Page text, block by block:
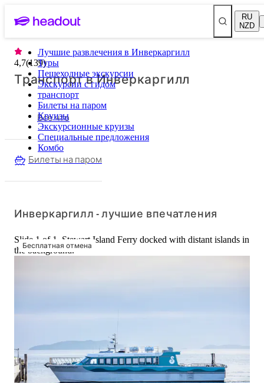
RU
NZD
Лучшие развлечения в Инверкаргилл
Туры
Пешеходные экскурсии
Экскурсии с гидом
транспорт
Билеты на паром
Круизы
Экскурсионные круизы
Специальные предложения
Комбо
4,7(139)
Транспорт в Инверкаргилл
Все что
Билеты на паром
Инверкаргилл - лучшие впечатления
Бесплатная отмена
Slide 1 of 1, Stewart Island Ferry docked with distant islands in
the background.